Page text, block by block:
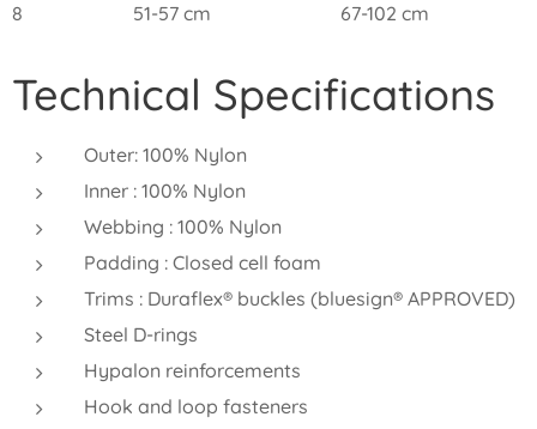
8 51-57 cm 67-102 cm
Technical Specifications
Outer: 100% Nylon
Inner : 100% Nylon
Webbing : 100% Nylon
Padding : Closed cell foam
Trims : Duraflex® buckles (bluesign® APPROVED)
Steel D-rings
Hypalon reinforcements
Hook and loop fasteners